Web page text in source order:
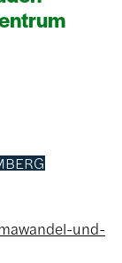
und-